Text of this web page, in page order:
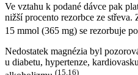
Ve vztahu k podané dávce pak
nižší procento rezorbce ze
15 mmol (365 mg) se rezorbuje
Nedostatek magnézia byl
u diabetu, hypertenze,
(15,16)